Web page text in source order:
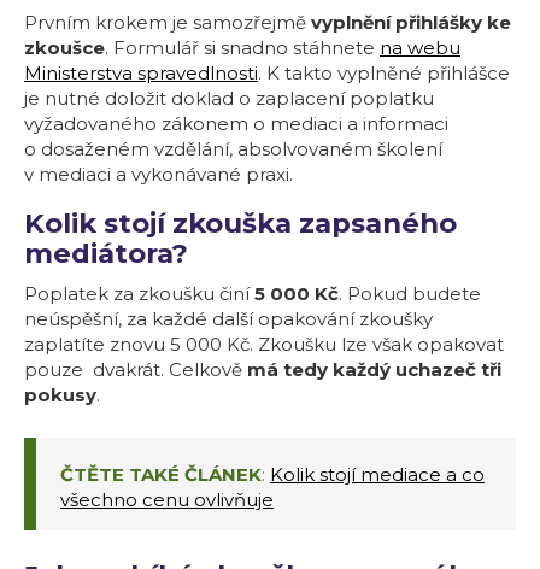
Prvním krokem je samozřejmě vyplnění přihlášky ke
zkoušce. Formulář si snadno stáhnete na webu
Ministerstva spravedlnosti. K takto vyplněné přihlášce
je nutné doložit doklad o zaplacení poplatku
vyžadovaného zákonem o mediaci a informaci
o dosaženém vzdělání, absolvovaném školení
v mediaci a vykonávané praxi.
Kolik stojí zkouška zapsaného
mediátora?
Poplatek za zkoušku činí5 000 Kč. Pokud budete
neúspěšní, za každé další opakování zkoušky
zaplatíte znovu 5 000 Kč. Zkoušku lze však opakovat
pouze dvakrát. Celkově má tedy každý uchazeč tři
pokusy.
ČTĚTE TAKÉ ČLÁNEK: Kolik stojí mediace a co
všechno cenu ovlivňuje